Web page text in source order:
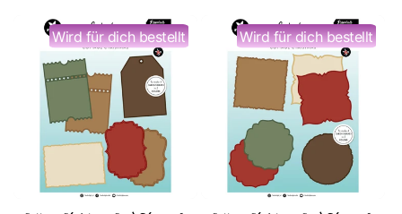
Wird für dich bestellt Wird für dich bestellt